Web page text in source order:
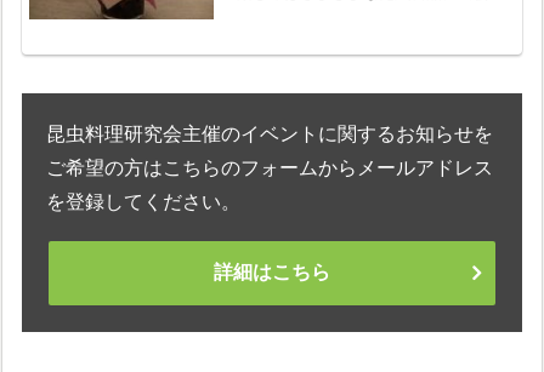
アリ、セミ、カイコ、サクサン、タケム
昆虫料理研究会主催のイベントに関するお知らせを
ご希望の方はこちらのフォームからメールアドレス
を登録してください。
詳細はこちら